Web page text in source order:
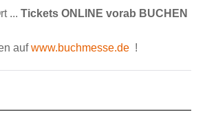
... Tickets ONLINE vorab BUCHEN
aufwww.buchmesse.de !